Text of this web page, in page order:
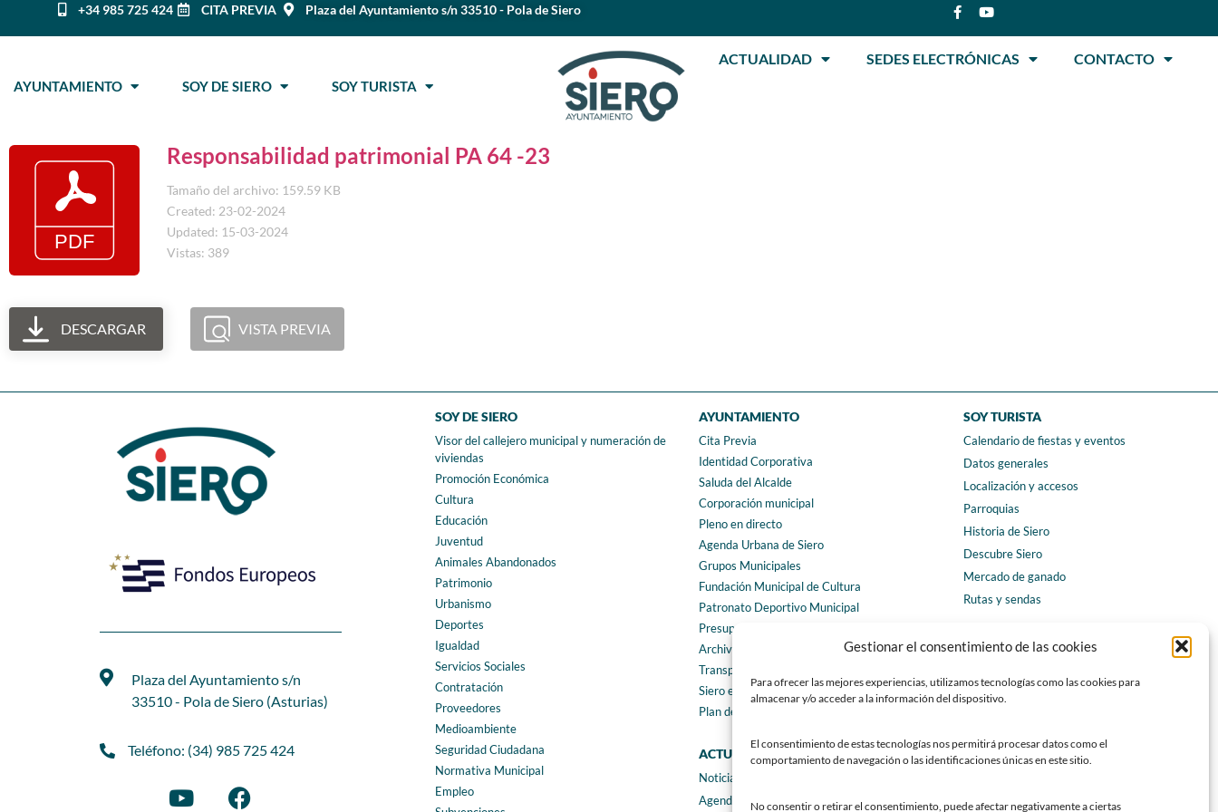
Gestionar el consentimiento de las cookies
Para ofrecer las mejores experiencias, utilizamos tecnologías como las cookies para
almacenar y/o acceder a la información del dispositivo.
El consentimiento de estas tecnologías nos permitirá procesar datos como el
comportamiento de navegación o las identificaciones únicas en este sitio.
No consentir o retirar el consentimiento, puede afectar negativamente a ciertas
+34 985 725 424 CITA PREVIA Plaza del Ayuntamiento s/n 33510 - Pola de Siero
AYUNTAMIENTO SOY DE SIERO SOY TURISTA
ACTUALIDAD SEDES ELECTRÓNICAS CONTACTO
Responsabilidad patrimonial PA 64 -23
Tamaño del archivo: 159.59 KB
Created: 23-02-2024
Updated: 15-03-2024
Vistas: 389
DESCARGAR VISTA PREVIA
Plaza del Ayuntamiento s/n
33510 - Pola de Siero (Asturias)
Teléfono: (34) 985 725 424
SOY DE SIERO
Visor del callejero municipal y numeración de
viviendas
Promoción Económica
Cultura
Educación
Juventud
Animales Abandonados
Patrimonio
Urbanismo
Deportes
Igualdad
Servicios Sociales
Contratación
Proveedores
Medioambiente
Seguridad Ciudadana
Normativa Municipal
Empleo
AYUNTAMIENTO
Cita Previa
Identidad Corporativa
Saluda del Alcalde
Corporación municipal
Pleno en directo
Agenda Urbana de Siero
Grupos Municipales
Fundación Municipal de Cultura
Patronato Deportivo Municipal
Presupuestos municipales
Archivo municipal
Transparencia
Siero en Cifras
Plan de igualdad
ACTUALIDAD
Noticias
Agenda
SOY TURISTA
Calendario de fiestas y eventos
Datos generales
Localización y accesos
Parroquias
Historia de Siero
Descubre Siero
Mercado de ganado
Rutas y sendas
CONTACTO
Teléfonos de interés
Formulario de contacto